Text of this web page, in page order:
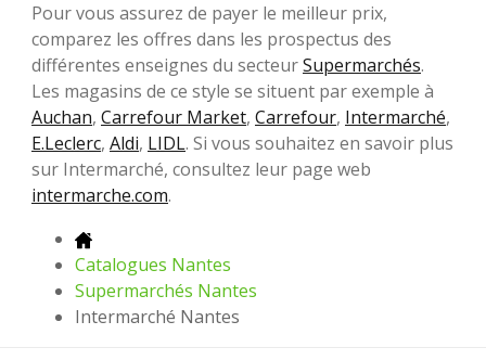
Pour vous assurez de payer le meilleur prix,
comparez les offres dans les prospectus des
différentes enseignes du secteurSupermarchés.
Les magasins de ce style se situent par exemple à
Auchan, Carrefour Market, Carrefour, Intermarché,
E.Leclerc, Aldi, LIDL. Si vous souhaitez en savoir plus
sur Intermarché, consultez leur page web
intermarche.com.
Catalogues Nantes
Supermarchés Nantes
Intermarché Nantes